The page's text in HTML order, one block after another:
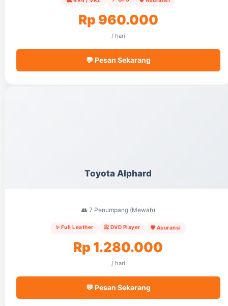
Rp 960.000
/ hari
💬 Pesan Sekarang
Toyota Alphard
👥 7 Penumpang (Mewah)
✨ Full Leather 📀 DVD Player 🛡️ Asuransi
Rp 1.280.000
/ hari
💬 Pesan Sekarang